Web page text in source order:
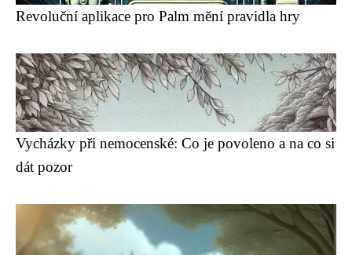
Revoluční aplikace pro Palm mění pravidla hry
Vycházky při nemocenské: Co je povoleno a na co si
dát pozor